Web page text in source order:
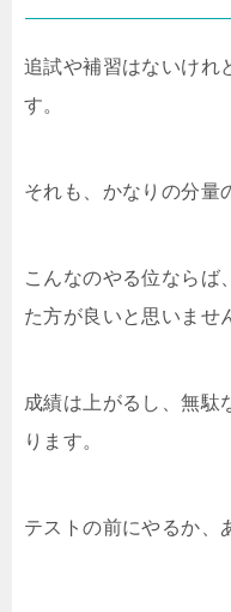
追試や補習はないけれ
す。
それも、かなりの分量
こんなのやる位ならば
た方が良いと思いませ
成績は上がるし、無駄
ります。
テストの前にやるか、